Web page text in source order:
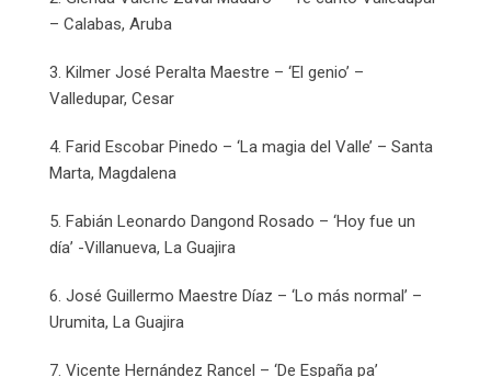
– Calabas, Aruba
3. Kilmer José Peralta Maestre – ‘El genio’ –
Valledupar, Cesar
4. Farid Escobar Pinedo – ‘La magia del Valle’ – Santa
Marta, Magdalena
5. Fabián Leonardo Dangond Rosado – ‘Hoy fue un
día’ -Villanueva, La Guajira
6. José Guillermo Maestre Díaz – ‘Lo más normal’ –
Urumita, La Guajira
7. Vicente Hernández Rancel – ‘De España pa’